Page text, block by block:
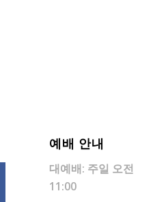
예배 안내
대예배: 주일 오전
11:00